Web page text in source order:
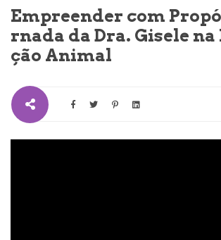
Empreender com
rnada da Dra. Gisele
ção Animal